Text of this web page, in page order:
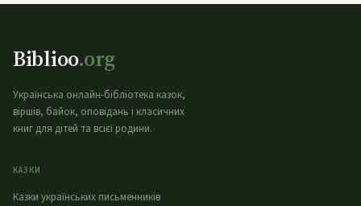
Biblioo.org
Українська онлайн-бібліотека казок,
віршів, байок, оповідань і класичних
книг для дітей та всієї родини.
КАЗКИ
Казки українських письменників